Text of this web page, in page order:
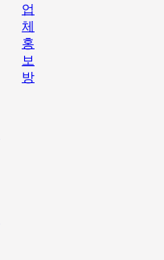
업
체
홍
보
방